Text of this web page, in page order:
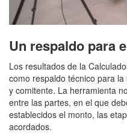
Un respaldo para
Los resultados de la
como respaldo técnico para
y comitente. La herramienta
entre las partes, en el que
establecidos el monto, las
acordados.